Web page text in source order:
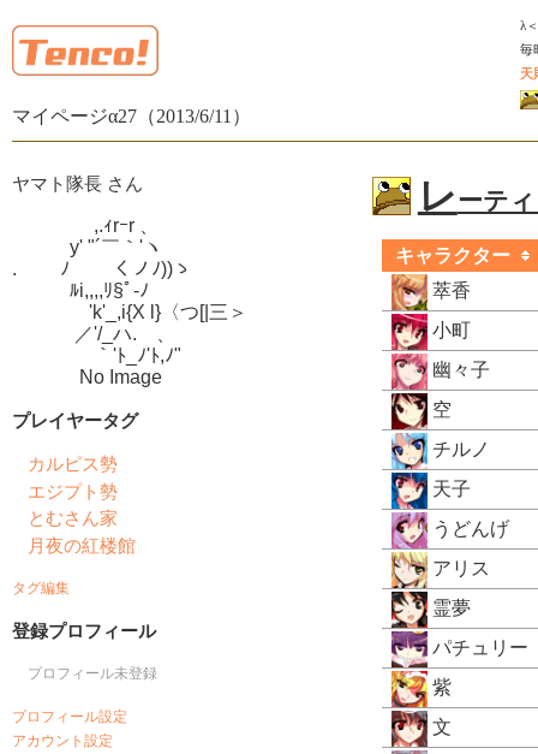
マイページα27（2013/6/11）
λ
毎
天
レ ーテ
キャラクター
萃香
小町
幽々子
空
チルノ
天子
うどんげ
アリス
霊夢
パチュリー
紫
文
ヤマト隊長 さん
,.ｨrｰr 、
y' "´￣｀'ヽ
.　　 ﾉ　　 くノﾉ))ゝ
ﾙi,,,,ﾘ§ﾟ-ﾉ
'k'_,i{X l}〈つ[|三＞
／'/_ハ.ゝ、
｀'ﾄ_ﾉ'ﾄ,ﾉ"
No Image
プレイヤータグ
カルピス勢
エジプト勢
とむさん家
月夜の紅楼館
タグ編集
登録プロフィール
プロフィール未登録
プロフィール設定
アカウント設定